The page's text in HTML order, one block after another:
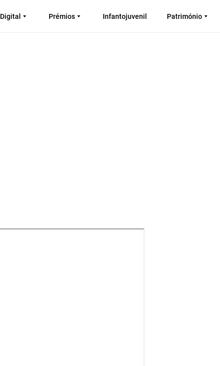
Digital Prémios Infantojuvenil Património